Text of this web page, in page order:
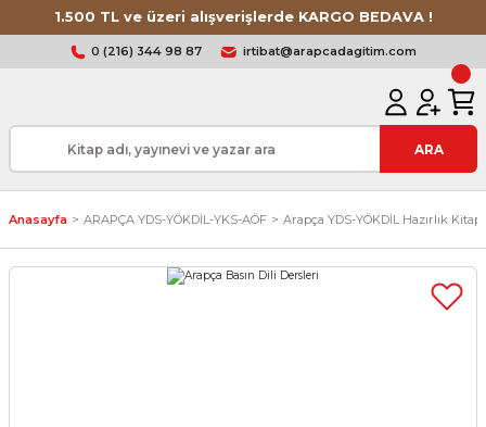
1.500 TL ve üzeri alışverişlerde KARGO BEDAVA !
0 (216) 344 98 87 irtibat@arapcadagitim.com
ARA
Anasayfa ARAPÇA YDS-YÖKDİL-YKS-AÖF Arapça YDS-YÖKDİL Hazırlık